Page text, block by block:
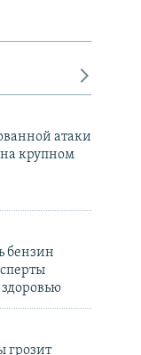
атаки
крупном
бензин
грозит